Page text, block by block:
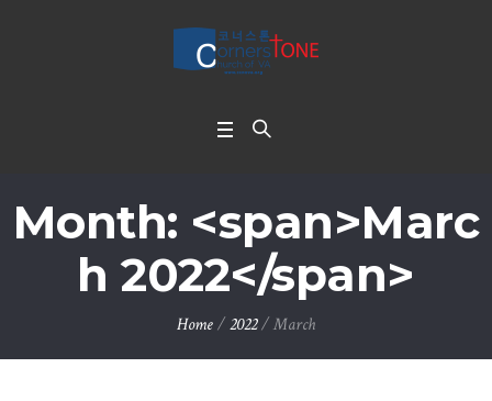
Month: <span>Marc
h 2022</span>
Home/2022/March